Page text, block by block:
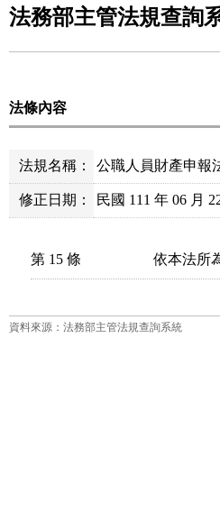
法務部主管法規查詢
法條內容
法規名稱： 公職人員財產申報
修正日期： 民國 111 年 06 月
第 15 條 依本法所
資料來源：法務部主管法規查詢系統